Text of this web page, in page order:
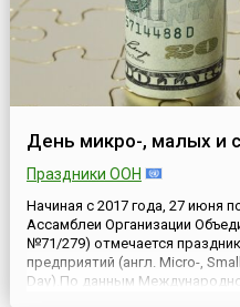
День микро-, малых и
Праздники ООН
Начиная с 2017 года, 27 июня
Ассамблеи Организации
№71/279) отмечается
предприятий (англ. Micro-,
Day).По данным